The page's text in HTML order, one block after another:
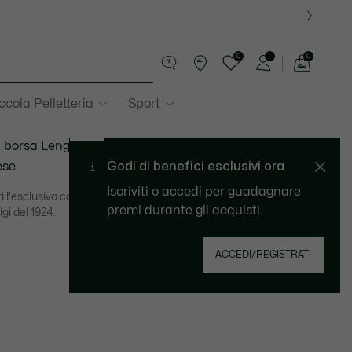
Pelletteria Sport
0 0
borsa Lenglen
l'esclusiva collezione che rende omaggio ai Giochi Olimpici
del 1924.
Godi di benefici esclusivi ora
Iscriviti o accedi per guadagnare
premi durante gli acquisti.
ACCEDI/REGISTRATI